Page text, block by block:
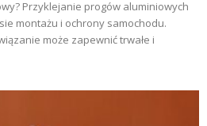
Przyklejanie progów aluminiowych
montażu i ochrony samochodu.
może zapewnić trwałe i